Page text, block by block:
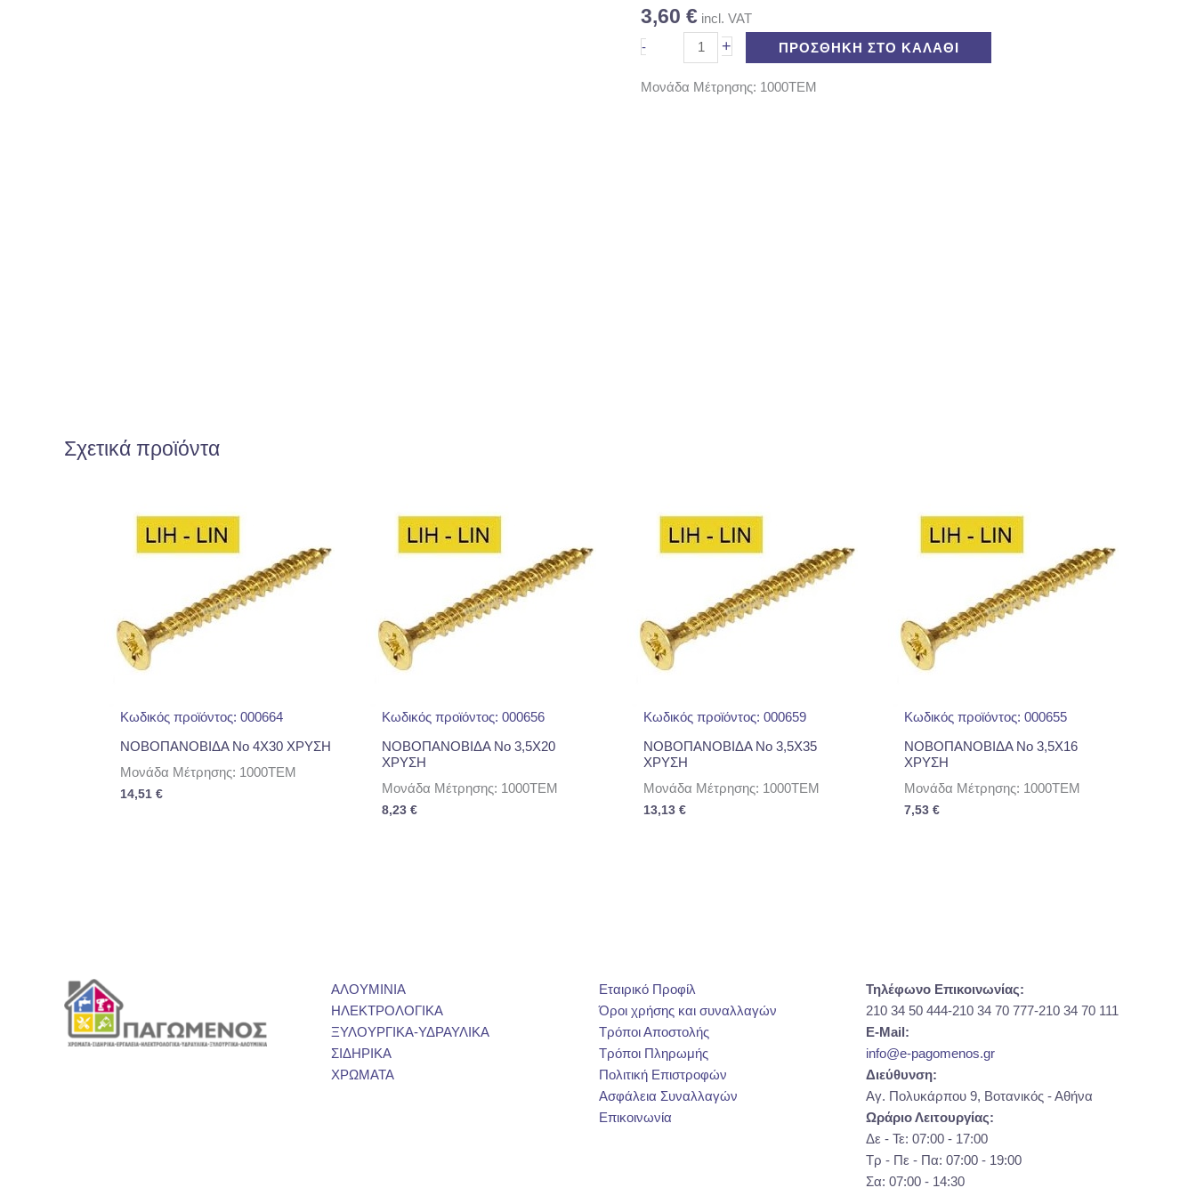
3,60 € incl. VAT
-
+ ΠΡΟΣΘΉΚΗ ΣΤΟ ΚΑΛΆΘΙ
Μονάδα Μέτρησης: 1000TEM
Σχετικά προϊόντα
Κωδικός προϊόντος: 000664
ΝΟΒΟΠΑΝΟΒΙΔΑ No 4Χ30 ΧΡΥΣΗ
Μονάδα Μέτρησης: 1000TEM
14,51 €
Κωδικός προϊόντος: 000656
ΝΟΒΟΠΑΝΟΒΙΔΑ No 3,5Χ20
ΧΡΥΣΗ
Μονάδα Μέτρησης: 1000TEM
8,23 €
Κωδικός προϊόντος: 000659
ΝΟΒΟΠΑΝΟΒΙΔΑ No 3,5Χ35
ΧΡΥΣΗ
Μονάδα Μέτρησης: 1000TEM
13,13 €
Κωδικός προϊόντος: 000655
ΝΟΒΟΠΑΝΟΒΙΔΑ No 3,5Χ16
ΧΡΥΣΗ
Μονάδα Μέτρησης: 1000TEM
7,53€
ΑΛΟΥΜΙΝΙΑ
ΗΛΕΚΤΡΟΛΟΓΙΚΑ
ΞΥΛΟΥΡΓΙΚΑ-ΥΔΡΑΥΛΙΚΑ
ΣΙΔΗΡΙΚΑ
ΧΡΩΜΑΤΑ
Εταιρικό Προφίλ
Όροι χρήσης και συναλλαγών
Τρόποι Αποστολής
Τρόποι Πληρωμής
Πολιτική Επιστροφών
Ασφάλεια Συναλλαγών
Επικοινωνία
Τηλέφωνο Επικοινωνίας:
210 34 50 444-210 34 70 777-210 34 70 111
E-Mail:
info@e-pagomenos.gr
Διεύθυνση:
Αγ. Πολυκάρπου 9, Βοτανικός - Αθήνα
Ωράριο Λειτουργίας:
Δε - Τε: 07:00 - 17:00
Τρ - Πε - Πα: 07:00 - 19:00
Σα: 07:00 - 14:30